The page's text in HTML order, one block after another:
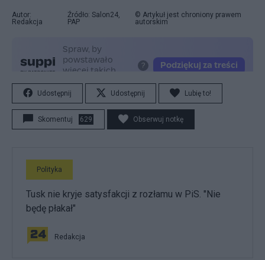
Autor:
Redakcja
Źródło: Salon24,
PAP
© Artykuł jest chroniony prawem
autorskim
Udostępnij Udostępnij Lubię to!
Skomentuj 629 Obserwuj notkę
Polityka
Tusk nie kryje satysfakcji z rozłamu w PiS. "Nie
będę płakał"
Redakcja